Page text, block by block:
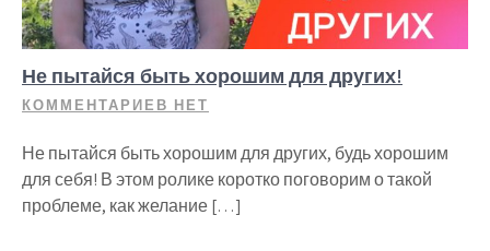
Не пытайся быть хорошим для других!
КОММЕНТАРИЕВ НЕТ
Не пытайся быть хорошим для других, будь хорошим
для себя! В этом ролике коротко поговорим о такой
проблеме, как желание […]